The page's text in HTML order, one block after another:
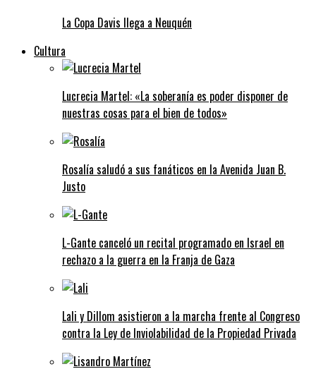
La Copa Davis llega a Neuquén
Cultura
Lucrecia Martel: «La soberanía es poder disponer de
nuestras cosas para el bien de todos»
Rosalía saludó a sus fanáticos en la Avenida Juan B.
Justo
L-Gante canceló un recital programado en Israel en
rechazo a la guerra en la Franja de Gaza
Lali y Dillom asistieron a la marcha frente al Congreso
contra la Ley de Inviolabilidad de la Propiedad Privada